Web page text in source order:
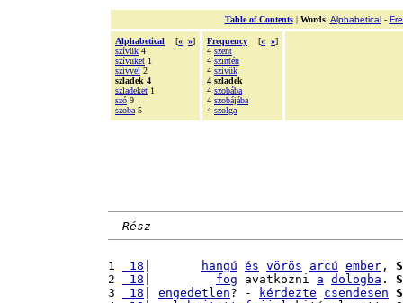
Table of Contents| Words: Alphabetical-
Alphabetical [« »]
szívük 4
szívüket 1
szívvel 2
szladek 4
szladeket 1
szó 9
szoba 5
Frequency [« »]
4 szent
4 szintén
4 szívük
4 szladek
4 szobába
4 szobájába
4 szolga
Rész
1 18 hangú és vörös arcú ember ,
2
18 fog avatkozni a dologba .
3
18 engedetlen? - kérdezte csendesen